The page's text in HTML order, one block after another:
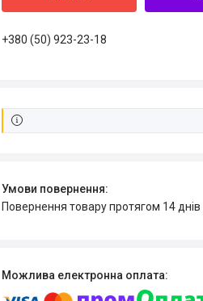
+380 (50) 923-23-18
повернення товару протягом 14 днів